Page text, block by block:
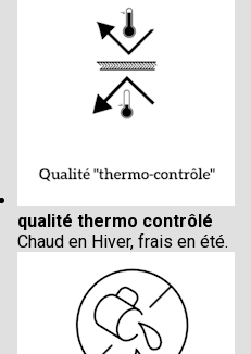
qualité thermo contrôlé
Chaud en Hiver, frais en été.